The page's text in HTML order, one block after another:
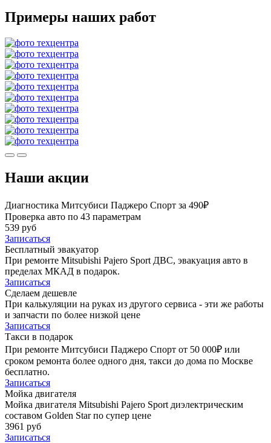
Примеры наших работ
Наши акции
Диагностика Митсубиси Паджеро Спорт за 490₽
Проверка авто по 43 параметрам
539 руб
Записаться
Бесплатный эвакуатор
При ремонте Mitsubishi Pajero Sport ДВС, эвакуация авто в
пределах МКАД в подарок.
Записаться
Сделаем дешевле
При калькуляции на руках из другого сервиса - эти же работы
и запчасти по более низкой цене
Записаться
Такси в подарок
При ремонте Митсубиси Паджеро Спорт от 50 000₽ или
сроком ремонта более одного дня, такси до дома по Москве
бесплатно.
Записаться
Мойка двигателя
Мойка двигателя Mitsubishi Pajero Sport диэлектрическим
составом Golden Star по супер цене
3961 руб
Записаться